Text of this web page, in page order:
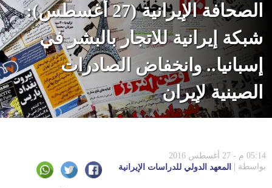
الصحافة الإيرانية (27 أغسطس):
شبكة إيرانية للاتجار بالبشر في
إسبانيا.. وانخفاض الصادرات
الصينية لإيران
05:14 م - 27 أغسطس 2016
بواسطة
المعهد الدولي للدراسات الإيرانية